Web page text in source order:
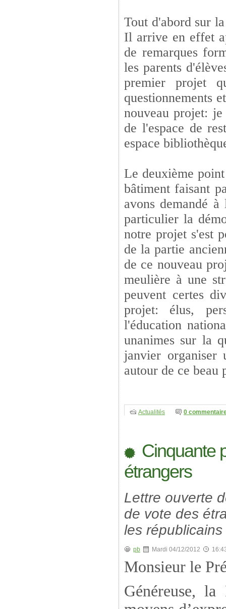
Tout d'abord sur
Il arrive en effet
de remarques
les parents
premier projet
questionnements
nouveau projet:
de l'espace de
espace
Le deuxième
bâtiment faisant
avons demandé
particulier la
notre projet s'est
de la partie
de ce nouveau
meulière à une
peuvent certes
projet: élus,
l'éducation
unanimes sur la
janvier organiser
autour de ce beau
Actualités 0
Cinquante
étrangers
Lettre ouverte
de vote des
les républicains
pb Mardi 04/12/2012
Monsieur le
Généreuse,